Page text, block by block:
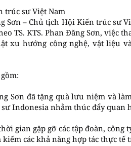
trúc sư Việt Nam
Sơn – Chủ tịch Hội Kiến trúc sư
TS. KTS. Phan Đăng Sơn, việc
xu hướng công nghệ, vật liệu
Sơn đã tặng quà lưu niệm và
Indonesia nhằm thúc đẩy quan
gian gặp gỡ các tập đoàn,
các khả năng hợp tác thực tế